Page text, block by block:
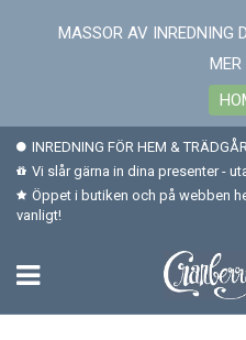
MASSOR AV INREDNING
MER
INREDNING FÖR HEM &
Vi slår gärna in dina presenter -
Öppet i butiken och på webben
vanligt!